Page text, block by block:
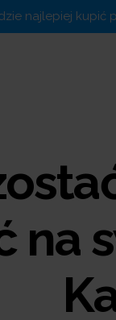
najlepiej kupić
na